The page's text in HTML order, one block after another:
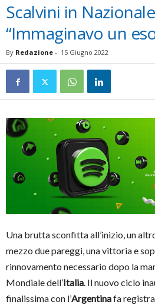
Scalvini in
“Immaginavo un
By Redazione - 15 Giugno 2022
Una brutta sconfitta all’inizio, un
mezzo due pareggi, una vittoria e
rinnovamento necessario dopo la
Mondiale dell’Italia. Il nuovo ciclo
finalissima con l’Argentinafa